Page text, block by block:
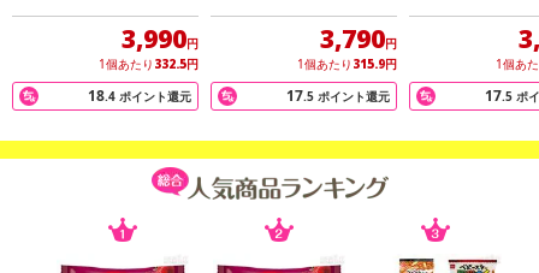
3,990円
1個あたり 332.5円
18.4 ポイント還元
3,790円
1個あたり 315.9円
17.5 ポイント還元
1個あ
17.5 ポ